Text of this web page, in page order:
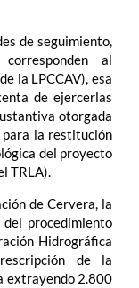
de seguimiento,
al
la LPCCAV), esa
de ejercerlas
otorgada
para la restitución
del proyecto
TRLA).
de Cervera, la
procedimiento
Hidrográfica
de la
extrayendo 2.800